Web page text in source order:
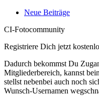
Neue Beiträge
CI-Fotocommunity
Registriere Dich jetzt
Dadurch bekommst Du
Mitgliederbereich, kannst
stellst nebenbei auch noch
Wunsch-Usernamen